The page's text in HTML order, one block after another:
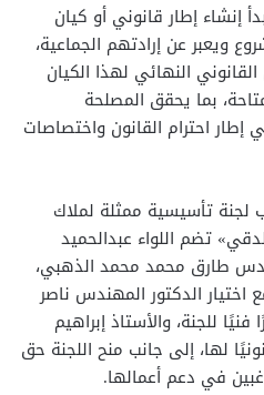
إنشاء إطار قانوني أو كيان
ويعبر عن إرادتهم الجماعية،
النهائي لهذا الكيان
بما يحقق المصلحة
احترام القانون واختصاصات
لجنة تأسيسية ممثلة لملاك
تضم اللواء عبدالحميد
طارق محمد محمد الذهبي،
الدكتور المهندس ناصر
للجنة، والأستاذ إبراهيم
لها، إلى جانب منح اللجنة حق
في دعم أعمالها.